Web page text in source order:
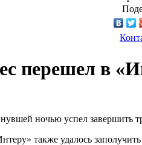
перешел в
ночью успел завершить
также удалось